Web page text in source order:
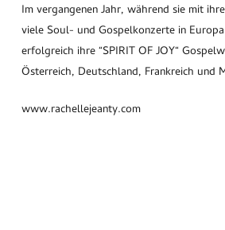
Im vergangenen Jahr, während sie mit
viele Soul- und Gospelkonzerte in
erfolgreich ihre “SPIRIT OF JOY“
Österreich, Deutschland, Frankreich und
www.rachellejeanty.com